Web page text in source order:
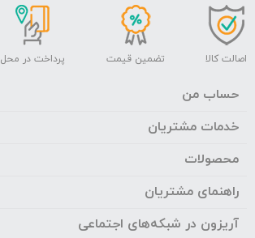
اصالت کالا تضمین قیمت پرداخت در محل
حساب من
خدمات مشتریان
محصولات
راهنمای مشتریان
آریزون در شبکه‌های اجتماعی